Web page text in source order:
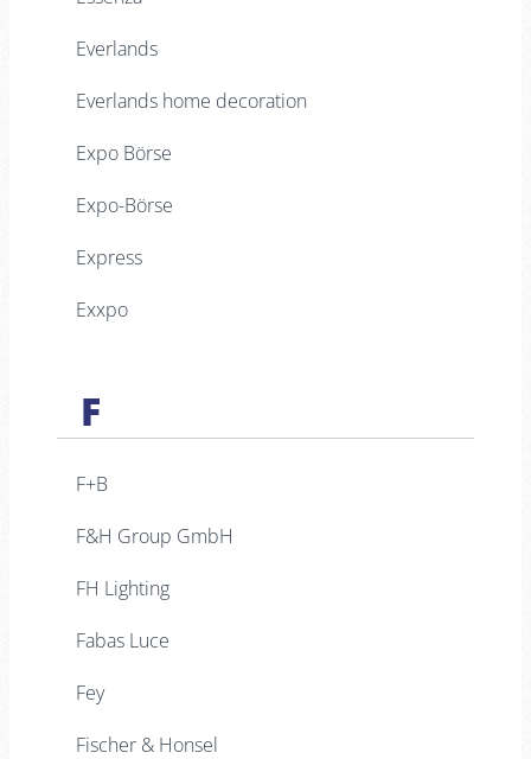
Everlands
Everlands home decoration
Expo Börse
Expo-Börse
Express
Exxpo
F
F+B
F&H Group GmbH
FH Lighting
Fabas Luce
Fey
Fischer & Honsel